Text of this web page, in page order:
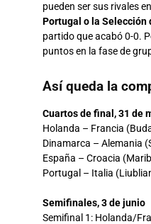
pueden ser sus rivales
Portugal o la Selección
partido que acabó 0-0.
puntos en la fase de
Así queda la
Cuartos de final, 31 de
Holanda – Francia
Dinamarca – Alemania
España – Croacia
Portugal – Italia
Semifinales, 3 de junio
Semifinal 1: Holanda/